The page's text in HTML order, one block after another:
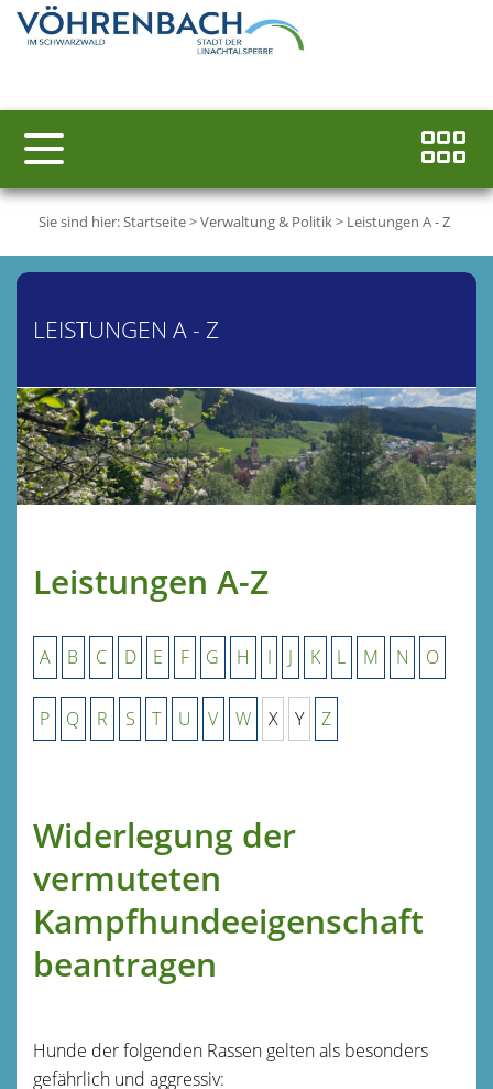
Sie sind hier:Startseite>Verwaltung & Politik> Leistungen A - Z
LEISTUNGEN A - Z
Leistungen A-Z
A B C D E F G H I J K L M N O
P Q R S T U V W X Y Z
Widerlegung der
vermuteten
Kampfhundeeigenschaft
beantragen
Hunde der folgenden Rassen gelten als besonders
gefährlich und aggressiv: